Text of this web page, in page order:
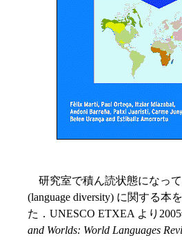
研究室で積ん読状態になっ
(language diversity) に関する本
た．UNESCO ETXEA より
and Worlds: World Languages